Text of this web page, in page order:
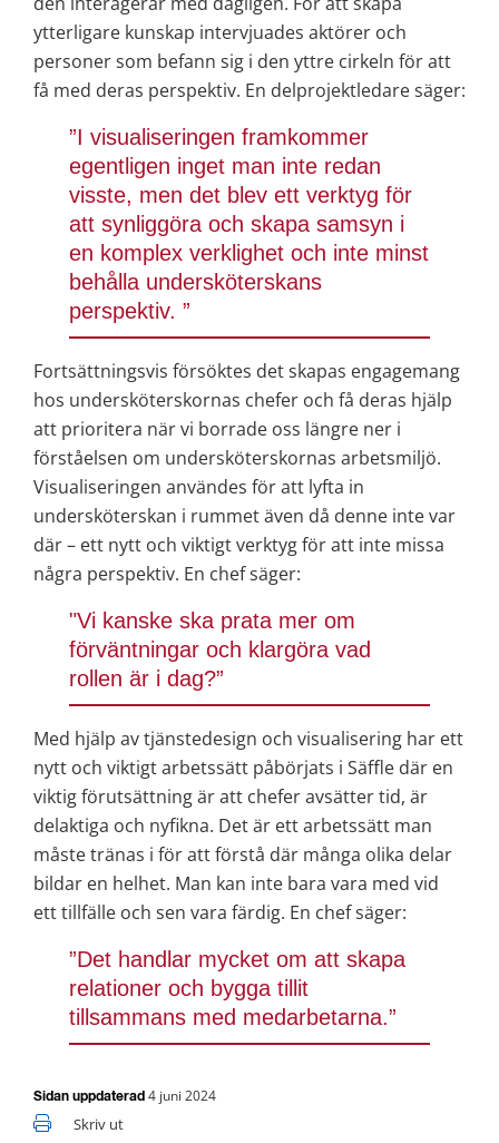
ytterligare kunskap intervjuades aktörer och
personer som befann sig i den yttre cirkeln för att
få med deras perspektiv. En delprojektledare säger:
”I visualiseringen framkommer
egentligen inget man inte redan
visste, men det blev ett verktyg för
att synliggöra och skapa samsyn i
en komplex verklighet och inte minst
behålla undersköterskans
perspektiv. ”
Fortsättningsvis försöktes det skapas engagemang
hos undersköterskornas chefer och få deras hjälp
att prioritera när vi borrade oss längre ner i
förståelsen om undersköterskornas arbetsmiljö.
Visualiseringen användes för att lyfta in
undersköterskan i rummet även då denne inte var
där – ett nytt och viktigt verktyg för att inte missa
några perspektiv. En chef säger:
"Vi kanske ska prata mer om
förväntningar och klargöra vad
rollen är i dag?”
Med hjälp av tjänstedesign och visualisering har ett
nytt och viktigt arbetssätt påbörjats i Säffle där en
viktig förutsättning är att chefer avsätter tid, är
delaktiga och nyfikna. Det är ett arbetssätt man
måste tränas i för att förstå där många olika delar
bildar en helhet. Man kan inte bara vara med vid
ett tillfälle och sen vara färdig. En chef säger:
”Det handlar mycket om att skapa
relationer och bygga tillit
tillsammans med medarbetarna.”
Sidan uppdaterad 4 juni 2024
Skriv ut